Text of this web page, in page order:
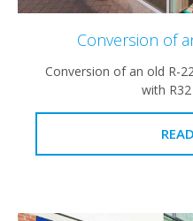
Conversion
Conversion of an